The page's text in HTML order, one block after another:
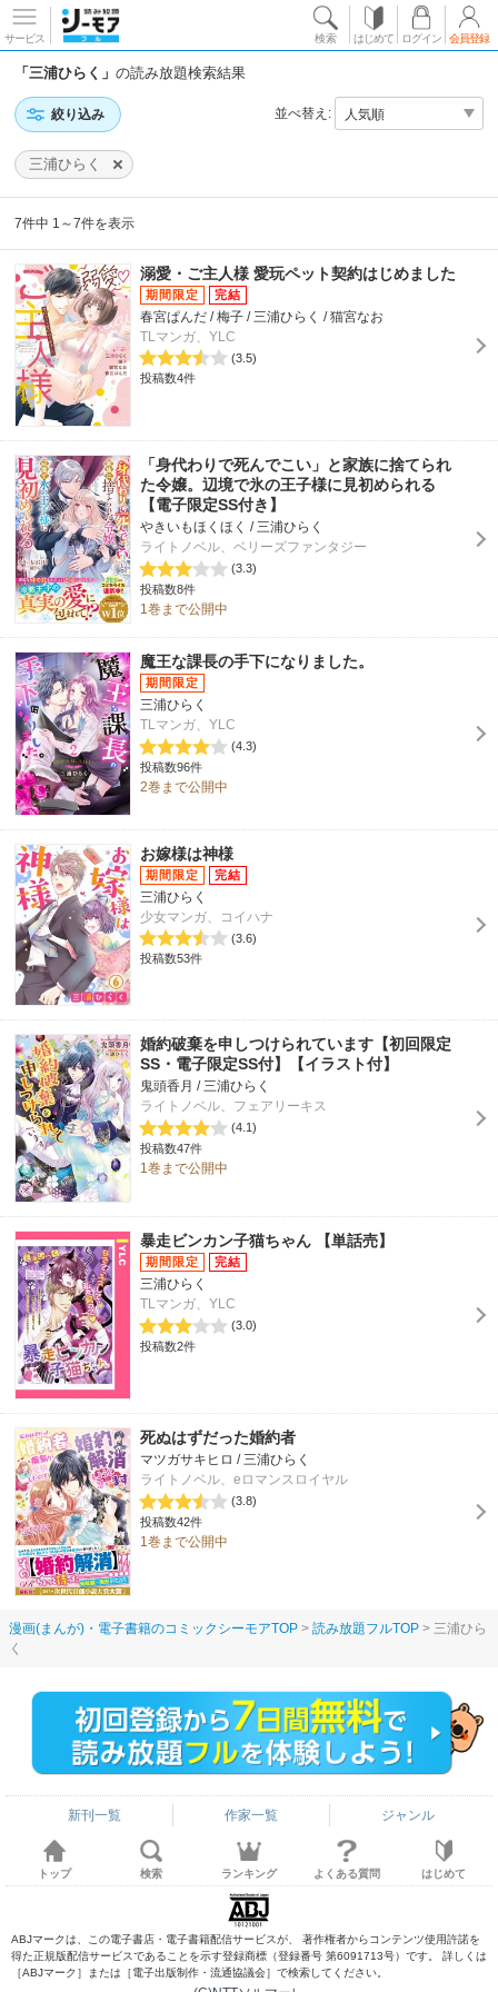
サービス 検索 はじめて ログイン 会員登録
「三浦ひらく」の読み放題検索結果
絞り込み 並べ替え:
三浦ひらく
7件中 1～7件を表示
溺愛・ご主人様 愛玩ペット契約はじめました
春宮ぱんだ / 梅子 / 三浦ひらく / 猫宮なお
TLマンガ、YLC
(3.5)
投稿数4件
「身代わりで死んでこい」と家族に捨てられ
た令嬢。辺境で氷の王子様に見初められる
【電子限定SS付き】
やきいもほくほく / 三浦ひらく
ライトノベル、ベリーズファンタジー
(3.3)
投稿数8件
1巻まで公開中
魔王な課長の手下になりました。
三浦ひらく
TLマンガ、YLC
(4.3)
投稿数96件
2巻まで公開中
お嫁様は神様
三浦ひらく
少女マンガ、コイハナ
(3.6)
投稿数53件
婚約破棄を申しつけられています【初回限定
SS・電子限定SS付】【イラスト付】
鬼頭香月 / 三浦ひらく
ライトノベル、フェアリーキス
(4.1)
投稿数47件
1巻まで公開中
暴走ビンカン子猫ちゃん 【単話売】
三浦ひらく
TLマンガ、YLC
(3.0)
投稿数2件
死ぬはずだった婚約者
マツガサキヒロ / 三浦ひらく
ライトノベル、eロマンスロイヤル
(3.8)
投稿数42件
1巻まで公開中
漫画(まんが)・電子書籍のコミックシーモアTOP 読み放題フルTOP
三浦ひら
く
新刊一覧 作家一覧 ジャンル
トップ 検索 ランキング よくある質問 はじめて
ABJマークは、この電子書店・電子書籍配信サービスが、 著作権者からコンテンツ使用許諾を
得た正規版配信サービスであることを示す登録商標（登録番号 第6091713号）です。 詳しくは
［ABJマーク］または［電子出版制作・流通協議会］で検索してください。